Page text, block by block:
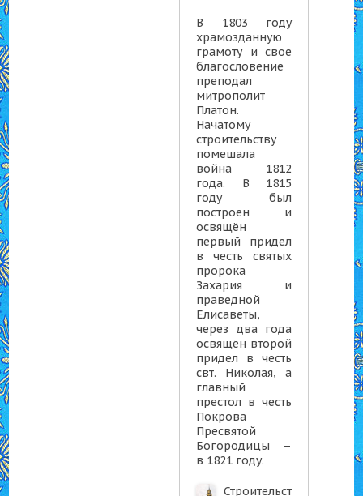
В 1803 году
храмозданную
грамоту и свое
благословение
преподал
митрополит
Платон.
Начатому
строительству
помешала
война 1812
года. В 1815
году был
построен и
освящён
первый придел
в честь святых
пророка
Захария и
праведной
Елисаветы,
через два года
освящён второй
придел в честь
свт. Николая, а
главный
престол в честь
Покрова
Пресвятой
Богородицы –
в 1821 году.
Строительст